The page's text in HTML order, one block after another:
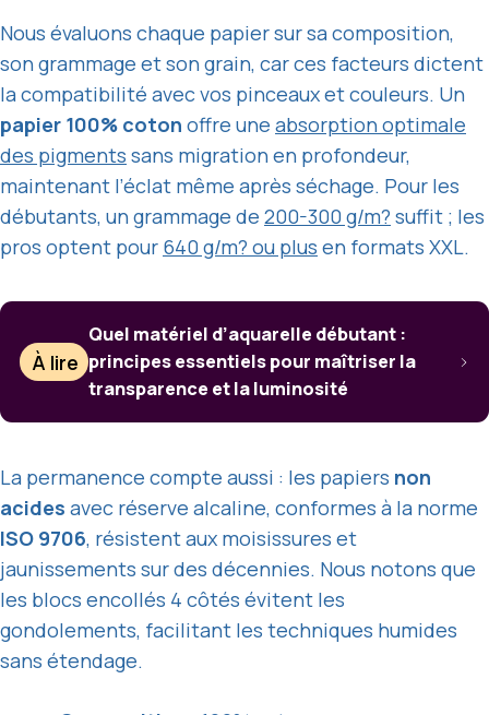
Nous évaluons chaque papier sur sa composition,
son grammage et son grain, car ces facteurs dictent
la compatibilité avec vos pinceaux et couleurs. Un
papier 100% coton offre une absorption optimale
des pigments sans migration en profondeur,
maintenant l’éclat même après séchage. Pour les
débutants, un grammage de 200-300 g/m? suffit ; les
pros optent pour 640 g/m? ou plus en formats XXL.
À lire
Quel matériel d’aquarelle débutant :
principes essentiels pour maîtriser la
transparence et la luminosité
La permanence compte aussi : les papiers non
acides avec réserve alcaline, conformes à la norme
ISO 9706, résistent aux moisissures et
jaunissements sur des décennies. Nous notons que
les blocs encollés 4 côtés évitent les
gondolements, facilitant les techniques humides
sans étendage.